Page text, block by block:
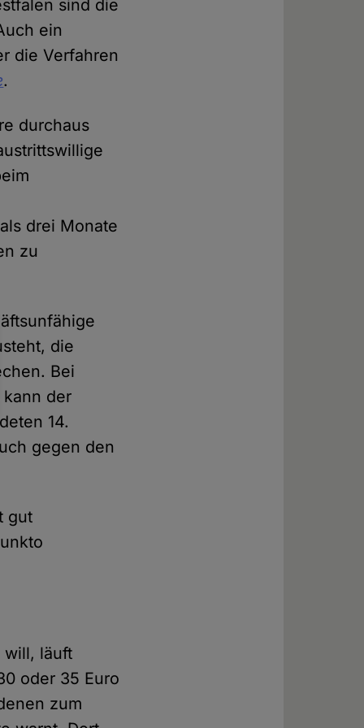
sind die
ein
die Verfahren
.
durchaus
drei Monate
zu
die
Bei
kann der
14.
gegen den
gut
will, läuft
oder 35 Euro
zum